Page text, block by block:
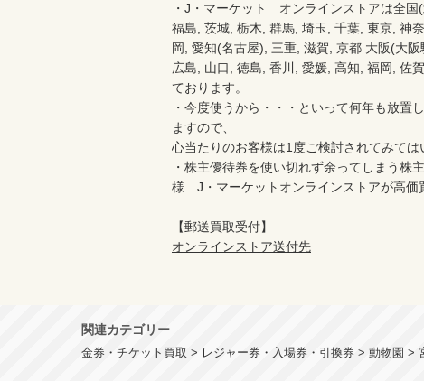
・J・マーケット　オンラインストアは全
福島, 茨城, 栃木, 群馬, 埼玉, 千葉, 東京, 神
岡, 愛知(名古屋), 三重, 滋賀, 京都 大阪(大
広島, 山口, 徳島, 香川, 愛媛, 高知, 福岡, 佐
ております。
・今度使うから・・・といって何年も放置
ますので、
心当たりのお客様は1度ご検討されてみては
・株主優待券を使い切れず余ってしまう株
様　J・マーケットオンラインストアが高価
オンラインストア送付先
関連カテゴリー
金券・チケット買取 > レジャー券・入場券・引換券 > 動物園 >